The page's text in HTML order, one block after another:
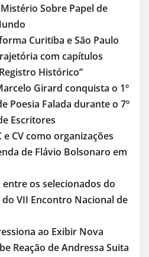
Sobre Papel de
Curitiba e São Paulo
com capítulos
Histórico”
Girard conquista o 1º
Poesia Falada durante o 7º
Escritores
e CV como organizações
de Flávio Bolsonaro em
os selecionados do
VII Encontro Nacional de
ao Exibir Nova
Reação de Andressa Suita